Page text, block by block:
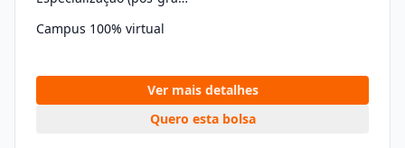
Campus 100% virtual
Ver mais detalhes
Quero esta bolsa